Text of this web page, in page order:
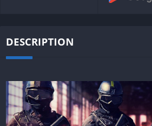
DESCRIPTION